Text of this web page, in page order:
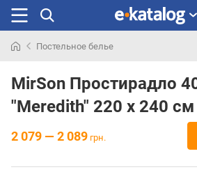
раньше
Постельное белье
MirSon Простирадло
"Meredith" 220 х 240 см
2 079 — 2 089 грн.